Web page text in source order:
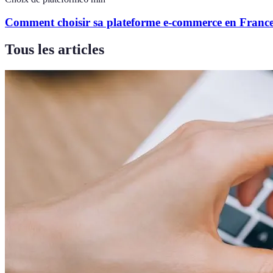
Comment choisir sa plateforme e-commerce en
Tous les articles